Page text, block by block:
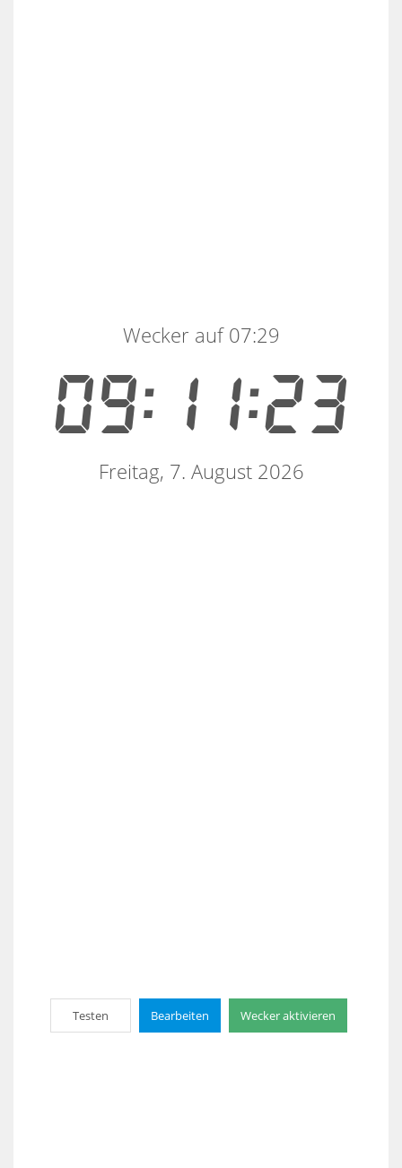
09:11:23
Wecker auf 07:29
Freitag, 7. August 2026
Testen Bearbeiten Wecker aktivieren